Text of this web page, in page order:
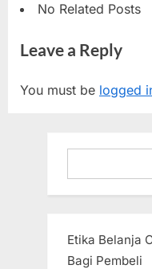
No Related Posts
Leave a Reply
You must be logged
Etika Belanja
Bagi Pembeli